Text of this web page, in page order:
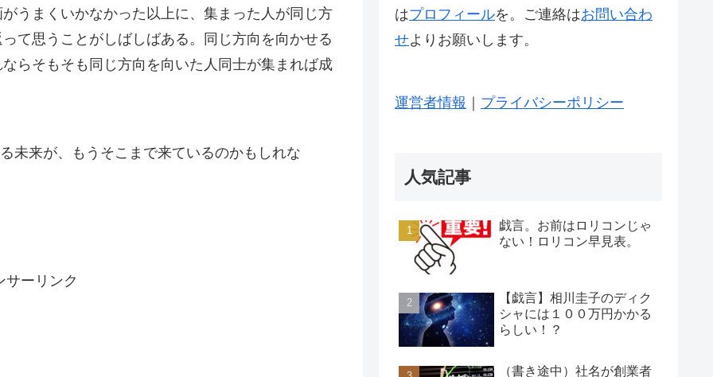
うまくいかなかった以上に、集まった人が同じ方
て思うことがしばしばある。同じ方向を向かせる
らそもそも同じ方向を向いた人同士が集まれば成
未来が、もうそこまで来ているのかもしれな
サーリンク
はプロフィールを。ご連絡はお問い合わ
せよりお願いします。
運営者情報 プライバシーポリシー
人気記事
戯言。お前はロリコンじゃ
ない！ロリコン早見表。
【戯言】相川圭子のディク
シャには１００万円かかる
らしい！？
（書き途中）社名が創業者